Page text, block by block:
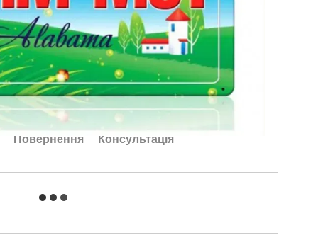
Повернення Консультація